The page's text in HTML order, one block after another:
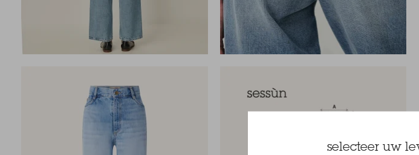
selecteer uw